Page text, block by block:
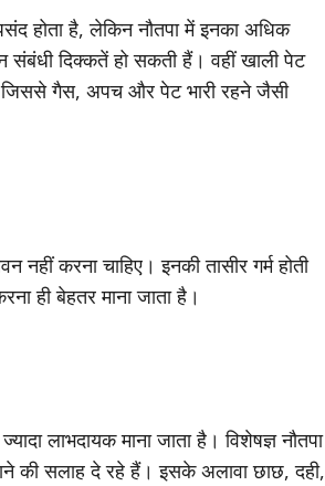
होता है, लेकिन नौतपा में इनका अधिक
दिक्कतें हो सकती हैं। वहीं खाली पेट
जिससे गैस, अपच और पेट भारी रहने जैसी
करना चाहिए। इनकी तासीर गर्म होती
ही बेहतर माना जाता है।
लाभदायक माना जाता है। विशेषज्ञ नौतपा
की सलाह दे रहे हैं। इसके अलावा छाछ, दही,